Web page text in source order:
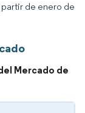
de enero de
Mercado de